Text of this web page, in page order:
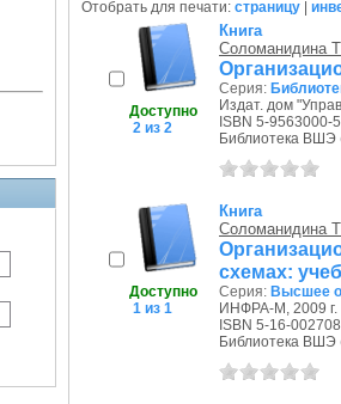
Отобрать для печати: страницу
Доступно
2 из 2
Книга
Соломанидина
Серия:
Издат. дом
ISBN 5-9563000-
Библиотека ВШЭ
Доступно
1 из 1
Книга
Соломанидина
схемах:
Серия: Высшее
ИНФРА-М, 2009 г.
ISBN 5-16-
Библиотека ВШЭ